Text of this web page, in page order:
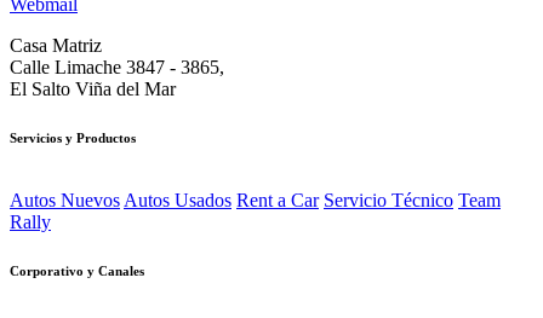
Webmail
Casa Matriz
Calle Limache 3847 - 3865,
El Salto Viña del Mar
Servicios y Productos
Autos Nuevos Autos Usados Rent a Car Servicio Técnico Team
Rally
Corporativo y Canales